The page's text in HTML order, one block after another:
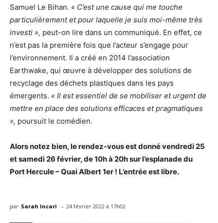
Samuel Le Bihan. « C’est une cause qui me touche
particulièrement et pour laquelle je suis moi-même très
investi », peut-on lire dans un communiqué. En effet, ce
n’est pas la première fois que l’acteur s’engage pour
l’environnement. Il a créé en 2014 l’association
Earthwake, qui œuvre à développer des solutions de
recyclage des déchets plastiques dans les pays
émergents. « Il est essentiel de se mobiliser et urgent de
mettre en place des solutions efficaces et pragmatiques
», poursuit le comédien.
Alors notez bien, le rendez-vous est donné vendredi 25
et samedi 26 février, de 10h à 20h sur l’esplanade du
Port Hercule – Quai Albert 1er ! L’entrée est libre.
par Sarah Incari - 24 février 2022 à 17h02